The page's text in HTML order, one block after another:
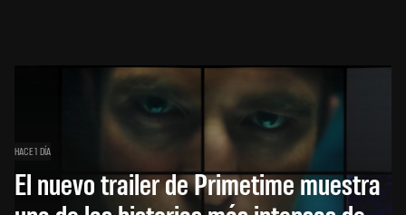
HACE 1 DÍA
El nuevo trailer de Primetime muestra